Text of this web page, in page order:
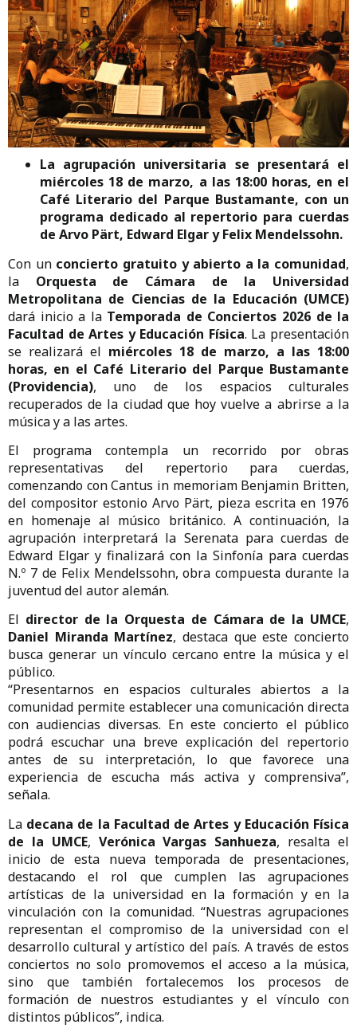
La agrupación universitaria se presentará el
miércoles 18 de marzo, a las 18:00 horas, en el
Café Literario del Parque Bustamante, con un
programa dedicado al repertorio para cuerdas
de Arvo Pärt, Edward ElgaryFelix Mendelssohn.
Con un concierto gratuito y abierto a la comunidad,
la Orquesta de Cámara de la Universidad
Metropolitana de Ciencias de la Educación (UMCE)
dará inicioa la Temporada de Conciertos 2026 de la
Facultad deArtes y Educación Física. La presentación
se realizará el miércoles 18 de marzo, a las 18:00
horas, en el Café Literario del Parque Bustamante
(Providencia), uno de los espaciosculturales
recuperadosde la ciudad que hoyvuelvea abrirse a la
músicaya las artes.
El programacontempla un recorrido porobras
representativasdel repertorio para cuerdas,
comenzando conCantus in memoriam Benjamin Britten,
del compositor estonio Arvo Pärt, pieza escrita en 1976
en homenajeal músico británico. A continuación, la
agrupación interpretará la Serenata para cuerdas de
Edward Elgar y finalizará con la Sinfonía para cuerdas
N.º 7 de Felix Mendelssohn,obracompuestadurante la
juventuddel autoralemán.
El director de la Orquesta de Cámara de la UMCE,
Daniel Miranda Martínez,destaca queesteconcierto
busca generar un vínculo cercanoentre la músicayel
público.
“Presentarnosen espaciosculturalesabiertos a la
comunidad permite establecer unacomunicacióndirecta
conaudiencias diversas. Enesteconcierto el público
podrá escuchar una breve explicación del repertorio
antes desu interpretación, lo quefavorece una
experienciadeescucha más activa ycomprensiva”,
señala.
La decana de la Facultad deArtes y Educación Física
de la UMCE, VerónicaVargas Sanhueza, resaltael
inicio de esta nuevatemporadade presentaciones,
destacandoel rol que cumplen lasagrupaciones
artísticas de la universidad en laformación yen la
vinculación con la comunidad. “Nuestras agrupaciones
representan elcompromiso de la universidadconel
desarrollocultural yartístico del país. Através deestos
conciertos nosolo promovemos elacceso a la música,
sino quetambiénfortalecemos los procesosde
formación de nuestros estudiantesyelvínculocon
distintos públicos”, indica.